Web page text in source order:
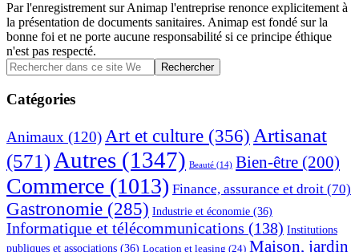
Par l'enregistrement sur Animap l'entreprise renonce explicitement à
la présentation de documents sanitaires. Animap est fondé sur la
bonne foi et ne porte aucune responsabilité si ce principe éthique
n'est pas respecté.
Barre
latérale
principale
Rechercher
dans
ce
site
Catégories
Animaux (120) Art et culture (356) Artisanat
(571) Autres (1347) Beauté (14) Bien-être (200)
Commerce (1013) Finance, assurance et droit (70)
Gastronomie (285) Industrie et économie (36)
Informatique et télécommunications (138) Institutions
publiques et associations (36) Location et leasing (24) Maison, jardin